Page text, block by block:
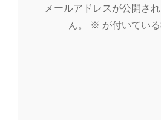
メールアドレスが公開さ
ん。
※ が付いてい